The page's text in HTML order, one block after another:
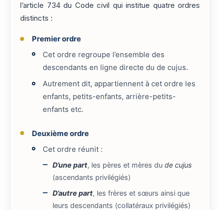
l’article 734 du Code civil qui institue quatre ordres
distincts :
Premier ordre
Cet ordre regroupe l’ensemble des
descendants en ligne directe du de cujus.
Autrement dit, appartiennent à cet ordre les
enfants, petits-enfants, arrière-petits-
enfants etc.
Deuxième ordre
Cet ordre réunit :
D’une part, les pères et mères dude cujus
(ascendants privilégiés)
D’autre part, les frères et sœurs ainsi que
leurs descendants (collatéraux privilégiés)